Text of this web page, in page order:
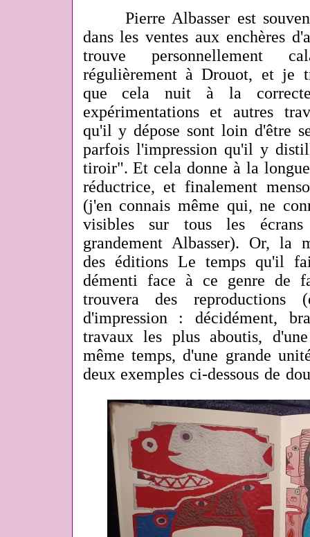
Pierre Albasser est
dans les ventes aux enchères
trouve personnellement
régulièrement à Drouot, et je
que cela nuit à la
expérimentations et autres
qu'il y dépose sont loin d'être
parfois l'impression qu'il y
tiroir". Et cela donne à la
réductrice, et finalement
(j'en connais même qui, ne
visibles sur tous les
grandement Albasser). Or, la
des éditions Le temps qu'il
démenti face à ce genre de
trouvera des
d'impression : décidément,
travaux les plus aboutis,
même temps, d'une grande
deux exemples ci-dessous de